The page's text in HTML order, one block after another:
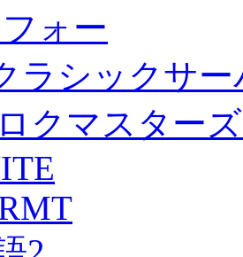
ォー
ラシックサ
クマスター